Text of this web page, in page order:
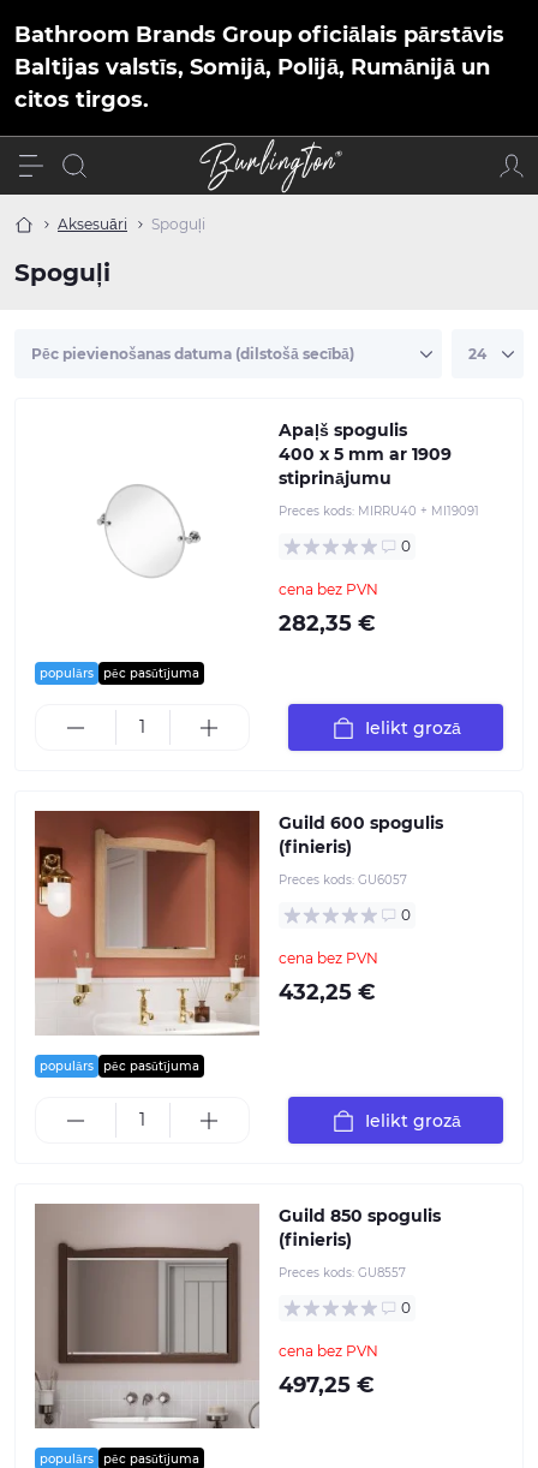
Bathroom Brands Group oficiālais pārstāvis
Baltijas valstīs, Somijā, Polijā, Rumānijā un
citos tirgos.
Aksesuāri Spoguļi
Spoguļi
populārs pēc pasūtījuma
Apaļš spogulis
400 x 5 mm ar 1909
stiprinājumu
Preces kods: MIRRU40 + MI19091
0
cena bez PVN
282,35 €
Ielikt grozā
populārs pēc pasūtījuma
Guild 600 spogulis
(finieris)
Preces kods: GU6057
0
cena bez PVN
432,25 €
Ielikt grozā
populārs pēc pasūtījuma
Guild 850 spogulis
(finieris)
Preces kods: GU8557
0
cena bez PVN
497,25 €